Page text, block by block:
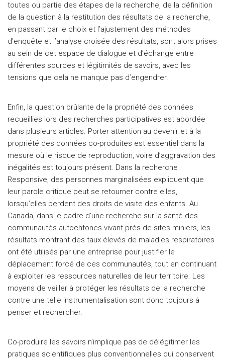
toutes ou partie des étapes de la recherche, de la définition
de la question à la restitution des résultats de la recherche,
en passant par le choix et l’ajustement des méthodes
d’enquête et l’analyse croisée des résultats, sont alors prises
au sein de cet espace de dialogue et d’échange entre
différentes sources et légitimités de savoirs, avec les
tensions que cela ne manque pas d’engendrer.
Enfin, la question brûlante de la propriété des données
recueillies lors des recherches participatives est abordée
dans plusieurs articles. Porter attention au devenir et à la
propriété des données co-produites est essentiel dans la
mesure où le risque de reproduction, voire d’aggravation des
inégalités est toujours présent. Dans la recherche
Responsive, des personnes marginalisées expliquent que
leur parole critique peut se retourner contre elles,
lorsqu’elles perdent des droits de visite des enfants. Au
Canada, dans le cadre d’une recherche sur la santé des
communautés autochtones vivant près de sites miniers, les
résultats montrant des taux élevés de maladies respiratoires
ont été utilisés par une entreprise pour justifier le
déplacement forcé de ces communautés, tout en continuant
à exploiter les ressources naturelles de leur territoire. Les
moyens de veiller à protéger les résultats de la recherche
contre une telle instrumentalisation sont donc toujours à
penser et rechercher.
Co-produire les savoirs n’implique pas de délégitimer les
pratiques scientifiques plus conventionnelles qui conservent